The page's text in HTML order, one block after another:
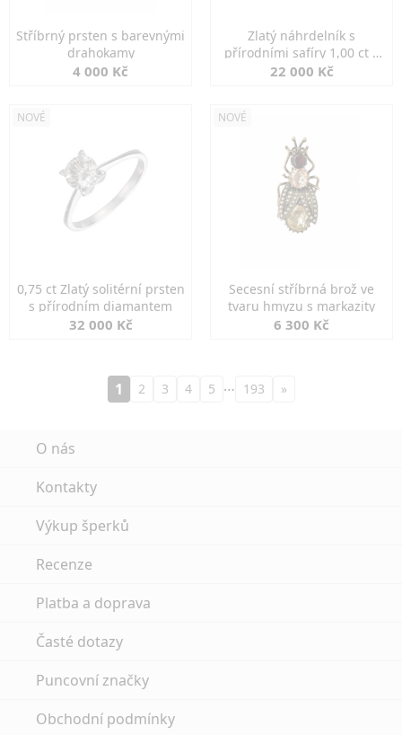
Stříbrný prsten s barevnými
drahokamy
4 000 Kč
Zlatý náhrdelník s
přírodními safíry 1,00 ct a
diamanty
22 000 Kč
NOVÉ
0,75 ct Zlatý solitérní prsten
s přírodním diamantem
32 000 Kč
NOVÉ
Secesní stříbrná brož ve
tvaru hmyzu s markazity
6 300 Kč
1 2 3 4 5 … 193 »
O nás
Kontakty
Výkup šperků
Recenze
Platba a doprava
Časté dotazy
Puncovní značky
Obchodní podmínky